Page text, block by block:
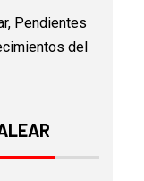
Pendientes
del